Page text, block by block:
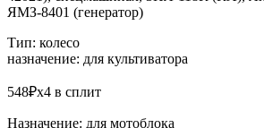
ЯМЗ-8401 (генератор)
Тип: колесо
назначение: для культиватора
548₽x4 в сплит
Назначение: для мотоблока